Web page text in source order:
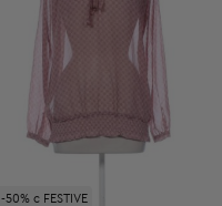
-50% с FESTIVE